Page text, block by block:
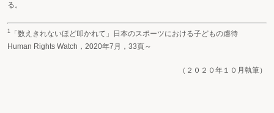
る。
1
「数えきれないほど叩かれて」日本のスポーツにおける子どもの虐待
Human Rights Watch，2020年7月，33頁～
（２０２０年１０月執筆）